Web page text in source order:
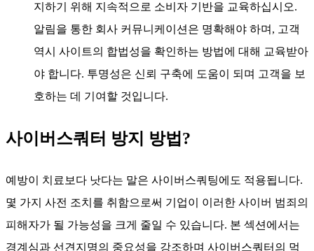
지하기 위해 지속적으로 소비자 기반을 교육하십시오.
알림을 통한 회사 커뮤니케이션은 명확해야 하며, 고객
역시 사이트의 합법성을 확인하는 방법에 대해 교육받아
야 합니다. 투명성은 신뢰 구축에 도움이 되며 고객을 보
호하는 데 기여할 것입니다.
사이버스쿼터 방지 방법?
예방이 치료보다 낫다는 말은 사이버스쿼팅에도 적용됩니다.
몇 가지 사전 조치를 취함으로써 기업이 이러한 사이버 범죄의
피해자가 될 가능성을 크게 줄일 수 있습니다. 본 섹션에서는
경계심과 선견지명의 중요성을 강조하며 사이버스쿼터의 먹